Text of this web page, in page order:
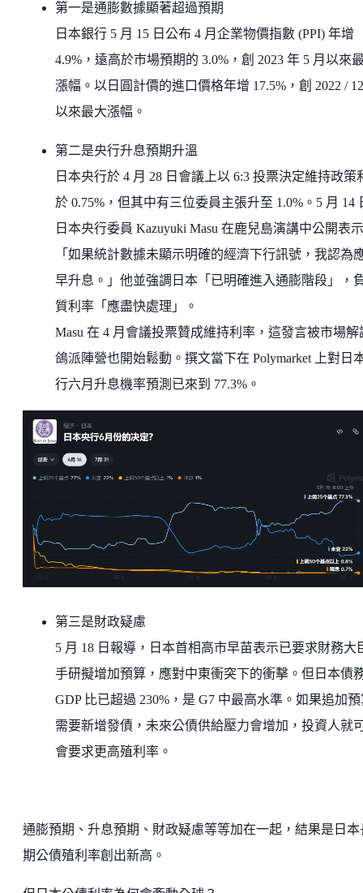
第一是通膨數據顯著超過預期
日本銀行 5 月 15 日公布 4 月企業物價指數 (PPI) 年增
4.9%，遠高於市場預期的 3.0%，創 2023 年 5 月以來
漲幅。以日圓計價的進口價格年增 17.5%，創 2022 /
以來最大漲幅。
第二是央行升息預期升溫
日本央行於 4 月 28 日會議上以 6:3 投票決定維持政策
於 0.75%，但其中有三位委員主張升至 1.0%。5 月 14
日本央行委員 Kazuyuki Masu 在鹿兒島演講中公開表
「如果統計數據未顯示明確的經濟下行訊號，我認為
早升息。」他並強調日本「已明確進入通膨階段」，
質利率「應盡快處理」。
Masu 在 4 月會議投票贊成維持利率，這發言被市場解
鴿派陣營也開始鬆動。撰文當下在 Polymarket 上對日
行六月升息機率預測已來到 77.3%。
第三是財政疑慮
5 月 18 日報導，日本首相高市早苗表示已要求財務大
手研擬增加預算，應對中東衝突下的衝擊。但日本債
GDP 比已超過 230%，是 G7 中最高水準。如果追加
需要新增發債，未來公債供給壓力會增加，投資人就
會要求更高殖利率。
通膨預期、升息預期、財政疑慮等等加在一起，結果是日本
期公債殖利率創出新高。